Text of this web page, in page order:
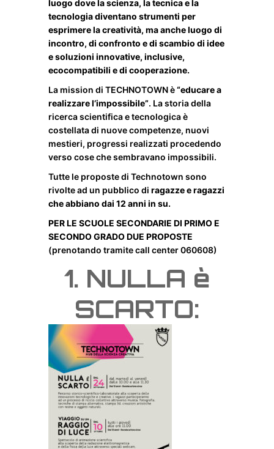
luogo dove la scienza, la tecnica e la
tecnologia diventano strumenti per
esprimere la creatività, ma anche luogo di
incontro, di confronto e di scambio di idee
e soluzioni innovative, inclusive,
ecocompatibili e di cooperazione.
La mission di TECHNOTOWN è“educare a
realizzare l’impossibile”. La storia della
ricerca scientifica e tecnologica è
costellata di nuove competenze, nuovi
mestieri, progressi realizzati procedendo
verso cose che sembravano impossibili.
Tutte le proposte di Technotown sono
rivolte ad un pubblico di ragazze e ragazzi
che abbiano dai 12 anni in su.
PER LE SCUOLE SECONDARIE DI PRIMO E
SECONDO GRADO DUE PROPOSTE
(prenotando tramite call center 060608)
1. NULLA è
SCARTO: